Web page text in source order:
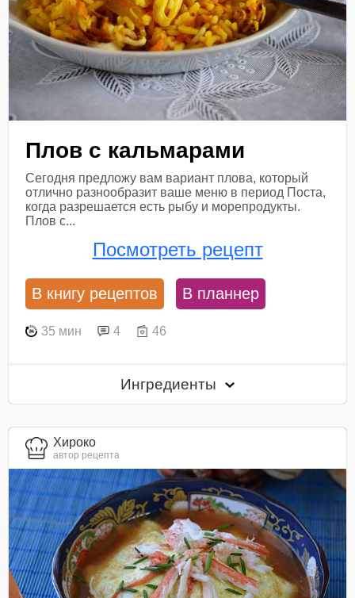
Плов с кальмарами
Сегодня предложу вам вариант плова, который
отлично разнообразит ваше меню в период Поста,
когда разрешается есть рыбу и морепродукты.
Плов с...
Посмотреть рецепт
В книгу рецептов В планнер
35 мин 4 46
Ингредиенты
Хироко
автор рецепта